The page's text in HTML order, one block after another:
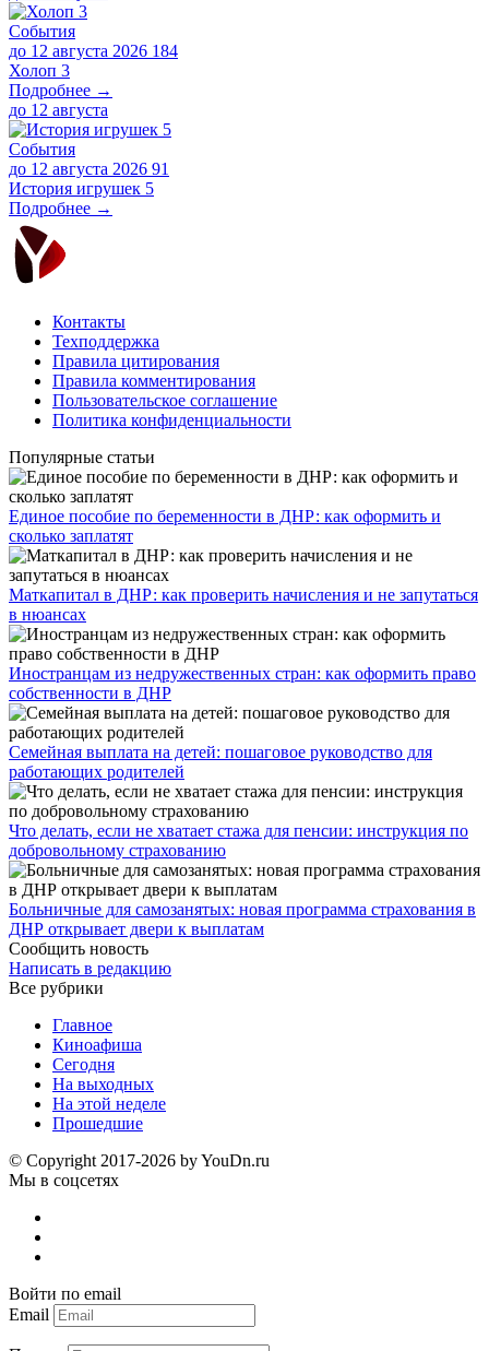
События
до 12 августа 2026 184
Холоп 3
Подробнее →
до 12 августа
События
до 12 августа 2026 91
История игрушек 5
Подробнее →
Контакты
Техподдержка
Правила цитирования
Правила комментирования
Пользовательское соглашение
Политика конфиденциальности
Популярные статьи
Единое пособие по беременности в ДНР: как оформить и
сколько заплатят
​Маткапитал в ДНР: как проверить начисления и не запутаться
в нюансах
Иностранцам из недружественных стран: как оформить право
собственности в ДНР
Семейная выплата на детей: пошаговое руководство для
работающих родителей
Что делать, если не хватает стажа для пенсии: инструкция по
добровольному страхованию
Больничные для самозанятых: новая программа страхования в
ДНР открывает двери к выплатам
Сообщить новость
Написать в редакцию
Все рубрики
Главное
Киноафиша
Сегодня
На выходных
На этой неделе
Прошедшие
© Copyright 2017-2026 by YouDn.ru
Мы в соцсетях
Войти по email
Email